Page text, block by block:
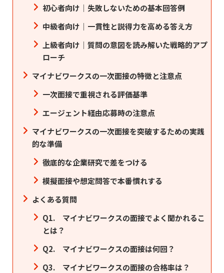
初心者向け｜失敗しないための基本回答例
中級者向け｜一貫性と説得力を高める答え方
上級者向け｜質問の意図を読み解いた戦略的アプ
ローチ
マイナビワークスの一次面接の特徴と注意点
一次面接で重視される評価基準
エージェント経由応募時の注意点
マイナビワークスの一次面接を突破するための実践
的な準備
徹底的な企業研究で差をつける
模擬面接や想定問答で本番慣れする
よくある質問
Q1. マイナビワークスの面接でよく聞かれるこ
とは？
Q2. マイナビワークスの面接は何回？
Q3. マイナビワークスの面接の合格率は？